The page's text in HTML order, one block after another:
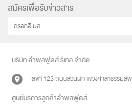
สมัครเพื่อรับข่าวสาร
บริษัท อำพลฟูดส์ รีเทล จำกัด
เลขที่ 123 ถนนสวนผัก แขวงศาลาธรรม
ศูนย์บริการลูกค้าอำพลฟูดส์